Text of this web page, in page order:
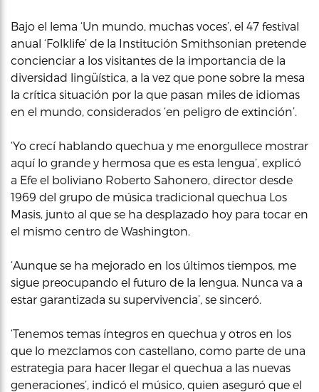
Bajo el lema ‘Un mundo, muchas voces’, el 47 festival
anual ‘Folklife’ de la Institución Smithsonian pretende
concienciar a los visitantes de la importancia de la
diversidad lingüística, a la vez que pone sobre la mesa
la crítica situación por la que pasan miles de idiomas
en el mundo, considerados ‘en peligro de extinción’.
‘Yo crecí hablando quechua y me enorgullece mostrar
aquí lo grande y hermosa que es esta lengua’, explicó
a Efe el boliviano Roberto Sahonero, director desde
1969 del grupo de música tradicional quechua Los
Masis, junto al que se ha desplazado hoy para tocar en
el mismo centro de Washington.
‘Aunque se ha mejorado en los últimos tiempos, me
sigue preocupando el futuro de la lengua. Nunca va a
estar garantizada su supervivencia’, se sinceró.
‘Tenemos temas íntegros en quechua y otros en los
que lo mezclamos con castellano, como parte de una
estrategia para hacer llegar el quechua a las nuevas
generaciones’, indicó el músico, quien aseguró que el